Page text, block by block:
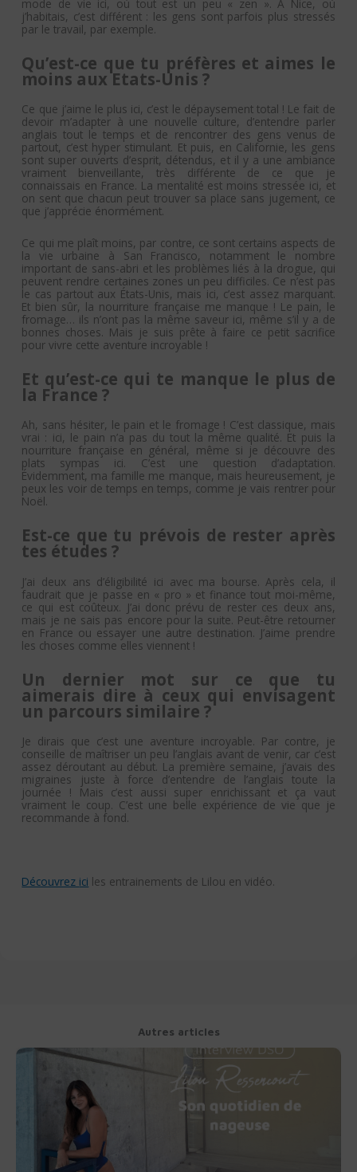
mode de vie ici, où tout est un peu « zen ». À Nice, où
j’habitais, c’est différent : les gens sont parfois plus stressés
par le travail, par exemple.
Qu’est-ce que tu préfères et aimes le
moins aux Etats-Unis ?
Ce que j’aime le plus ici, c’est le dépaysement total ! Le fait de
devoir m’adapter à une nouvelle culture, d’entendre parler
anglais tout le temps et de rencontrer des gens venus de
partout, c’est hyper stimulant. Et puis, en Californie, les gens
sont super ouverts d’esprit, détendus, et il y a une ambiance
vraiment bienveillante, très différente de ce que je
connaissais en France. La mentalité est moins stressée ici, et
on sent que chacun peut trouver sa place sans jugement, ce
que j’apprécie énormément.
Ce qui me plaît moins, par contre, ce sont certains aspects de
la vie urbaine à San Francisco, notamment le nombre
important de sans-abri et les problèmes liés à la drogue, qui
peuvent rendre certaines zones un peu difficiles. Ce n’est pas
le cas partout aux États-Unis, mais ici, c’est assez marquant.
Et bien sûr, la nourriture française me manque ! Le pain, le
fromage… ils n’ont pas la même saveur ici, même s’il y a de
bonnes choses. Mais je suis prête à faire ce petit sacrifice
pour vivre cette aventure incroyable !
Et qu’est-ce qui te manque le plus de
la France ?
Ah, sans hésiter, le pain et le fromage ! C’est classique, mais
vrai : ici, le pain n’a pas du tout la même qualité. Et puis la
nourriture française en général, même si je découvre des
plats sympas ici. C’est une question d’adaptation.
Évidemment, ma famille me manque, mais heureusement, je
peux les voir de temps en temps, comme je vais rentrer pour
Noël.
Est-ce que tu prévois de rester après
tes études ?
J’ai deux ans d’éligibilité ici avec ma bourse. Après cela, il
faudrait que je passe en « pro » et finance tout moi-même,
ce qui est coûteux. J’ai donc prévu de rester ces deux ans,
mais je ne sais pas encore pour la suite. Peut-être retourner
en France ou essayer une autre destination. J’aime prendre
les choses comme elles viennent !
Un dernier mot sur ce que tu
aimerais dire à ceux qui envisagent
un parcours similaire ?
Je dirais que c’est une aventure incroyable. Par contre, je
conseille de maîtriser un peu l’anglais avant de venir, car c’est
assez déroutant au début. La première semaine, j’avais des
migraines juste à force d’entendre de l’anglais toute la
journée ! Mais c’est aussi super enrichissant et ça vaut
vraiment le coup. C’est une belle expérience de vie que je
recommande à fond.
Découvrez ici les entrainements de Lilou en vidéo.
Autres articles